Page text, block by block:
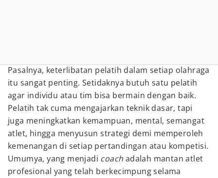
Pasalnya, keterlibatan pelatih dalam setiap olahraga
itu sangat penting. Setidaknya butuh satu pelatih
agar individu atau tim bisa bermain dengan baik.
Pelatih tak cuma mengajarkan teknik dasar, tapi
juga meningkatkan kemampuan, mental, semangat
atlet, hingga menyusun strategi demi memperoleh
kemenangan di setiap pertandingan atau kompetisi.
Umumya, yang menjadi coach adalah mantan atlet
profesional yang telah berkecimpung selama